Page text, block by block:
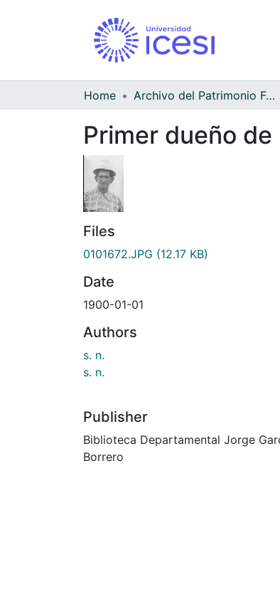
Home Archivo del Patrimonio Fotográfico y Fílmico del Valle del Cauca
Primer dueño
Files
0101672.JPG (12.17 KB)
Date
1900-01-01
Authors
s. n.
s. n.
Publisher
Biblioteca Departamental Jorge
Borrero